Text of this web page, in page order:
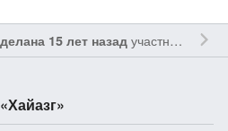
15 лет назадучастником